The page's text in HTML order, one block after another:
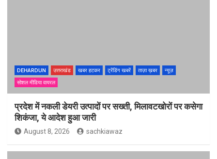
DEHARDUN उत्तराखंड खबर हटकर ट्रेंडिंग खबरें ताज़ा ख़बर
न्यूज़
सोशल मीडिया वायरल
प्रदेश में नकली डेयरी उत्पादों पर सख्ती, मिलावटखोरों पर कसेगा
शिकंजा, ये आदेश हुआ जारी
August 8, 2026 sachkiawaz